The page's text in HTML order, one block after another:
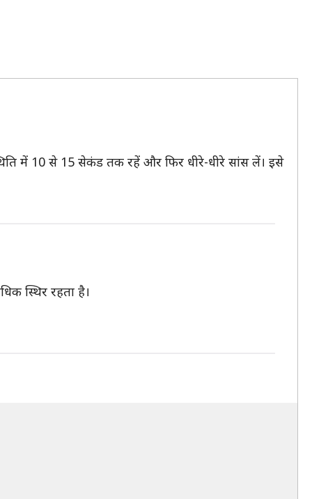
में 10 से 15 सेकंड तक रहें और फिर धीरे-धीरे सांस लें। इसे
स्थिर रहता है।